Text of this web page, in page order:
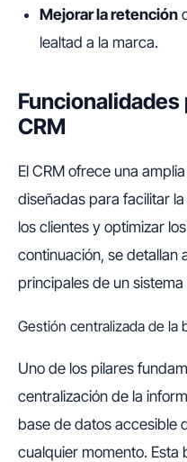
Mejorar la retención
lealtad a la marca.
CRM
El CRM ofrece una
diseñadas para facilitar
los clientes y optimizar
continuación, se detallan
principales de un sistema
Gestión centralizada de la
Uno de los pilares
centralización de la
base de datos accesible
cualquier momento. Esta